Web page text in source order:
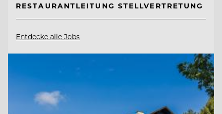
RESTAURANTLEITUNG STELLVERTRETUNG
Entdecke alle Jobs